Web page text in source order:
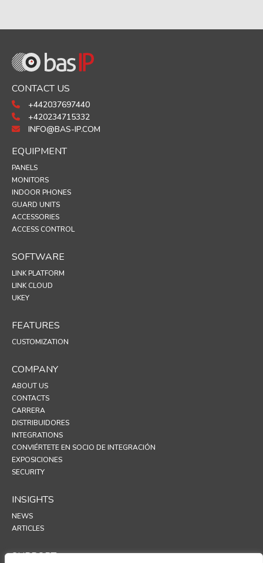
CONTACT US
+442037697440
+420234715332
INFO@BAS-IP.COM
EQUIPMENT
PANELS
MONITORS
INDOOR PHONES
GUARD UNITS
ACCESSORIES
ACCESS CONTROL
SOFTWARE
LINK PLATFORM
LINK CLOUD
UKEY
FEATURES
CUSTOMIZATION
COMPANY
ABOUT US
CONTACTS
CARRERA
DISTRIBUIDORES
INTEGRATIONS
CONVIÉRTETE EN SOCIO DE INTEGRACIÓN
EXPOSICIONES
SECURITY
INSIGHTS
NEWS
ARTICLES
SUPPORT